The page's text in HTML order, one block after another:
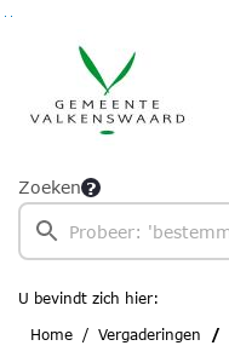
Zoeken
U bevindt zich hier:
Home
Vergaderingen